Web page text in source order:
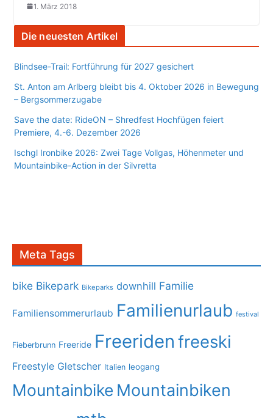
1. März 2018
Die neuesten Artikel
Blindsee-Trail: Fortführung für 2027 gesichert
St. Anton am Arlberg bleibt bis 4. Oktober 2026 in Bewegung
– Bergsommerzugabe
Save the date: RideON – Shredfest Hochfügen feiert
Premiere, 4.-6. Dezember 2026
Ischgl Ironbike 2026: Zwei Tage Vollgas, Höhenmeter und
Mountainbike-Action in der Silvretta
Meta Tags
bike Bikepark Bikeparks downhill Familie
Familiensommerurlaub Familienurlaub festival
Fieberbrunn Freeride Freeriden freeski
Freestyle Gletscher Italien leogang
Mountainbike Mountainbiken